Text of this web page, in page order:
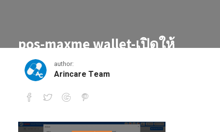
pos-maxme wallet-เปิดให้
บริการเร็วๆนี้
author:
Arincare Team
pos-maxme wallet-เปิดให้บริการเร็วๆนี้